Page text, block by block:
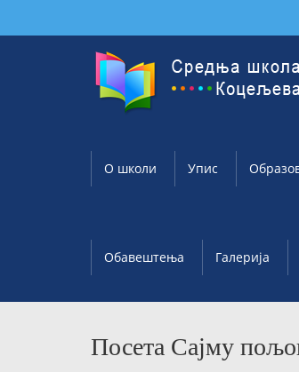
О школи Упис
Обавештења Галерија
Посета Сајму